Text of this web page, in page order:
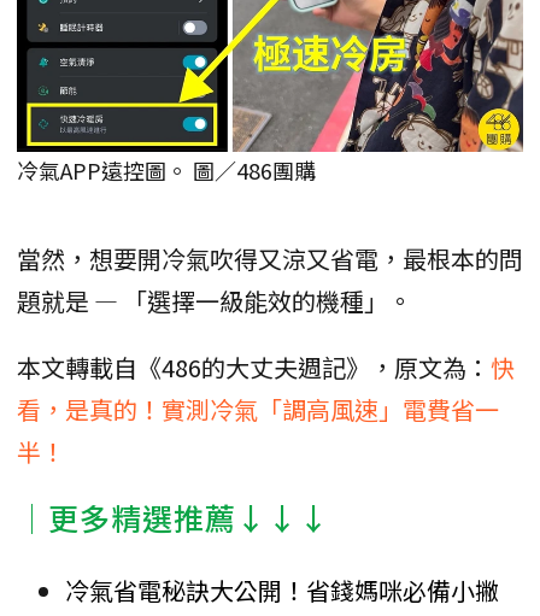
冷氣APP遠控圖。 圖／486團購
當然，想要開冷氣吹得又涼又省電，最根本的問
題就是 — 「選擇一級能效的機種」。
本文轉載自《486的大丈夫週記》，原文為： 快
看，是真的！實測冷氣「調高風速」電費省一
半！
│更多精選推薦↓↓↓
冷氣省電秘訣大公開！省錢媽咪必備小撇